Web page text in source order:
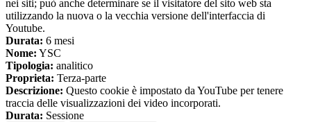
nei siti; può anche determinare se il visitatore del sito web sta
utilizzando la nuova o la vecchia versione dell'interfaccia di
Youtube.
Durata: 6 mesi
Nome: YSC
Tipologia: analitico
Proprieta: Terza-parte
Descrizione: Questo cookie è impostato da YouTube per tenere
traccia delle visualizzazioni dei video incorporati.
Durata: Sessione